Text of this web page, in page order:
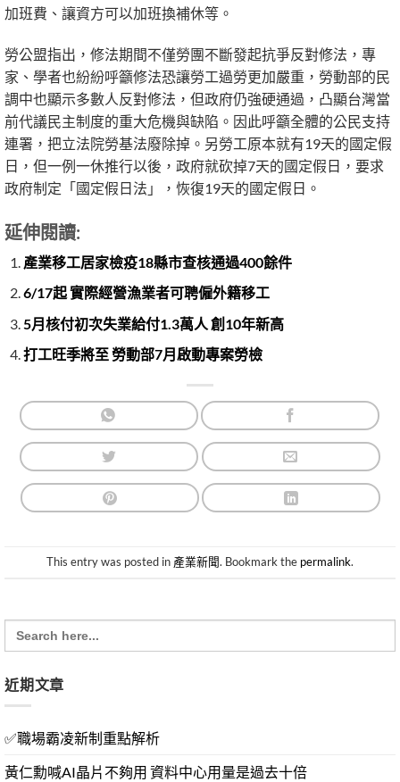
加班費、讓資方可以加班換補休等。
勞公盟指出，修法期間不僅勞團不斷發起抗爭反對修法，專
家、學者也紛紛呼籲修法恐讓勞工過勞更加嚴重，勞動部的民
調中也顯示多數人反對修法，但政府仍強硬通過，凸顯台灣當
前代議民主制度的重大危機與缺陷。因此呼籲全體的公民支持
連署，把立法院勞基法廢除掉。另勞工原本就有19天的國定假
日，但一例一休推行以後，政府就砍掉7天的國定假日，要求
政府制定「國定假日法」，恢復19天的國定假日。
延伸閱讀:
產業移工居家檢疫18縣市查核通過400餘件
6/17起 實際經營漁業者可聘僱外籍移工
5月核付初次失業給付1.3萬人 創10年新高
打工旺季將至 勞動部7月啟動專案勞檢
This entry was posted in 產業新聞. Bookmark the permalink.
Search
for:
近期文章
✅職場霸凌新制重點解析
黃仁勳喊AI晶片不夠用 資料中心用量是過去十倍